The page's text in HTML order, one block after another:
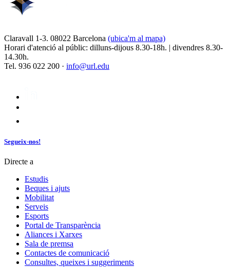
Claravall 1-3. 08022 Barcelona (ubica'm al mapa)
Horari d'atenció al públic: dilluns-dijous 8.30-18h. | divendres 8.30-
14.30h.
Tel. 936 022 200 · info@url.edu
Segueix-nos!
Directe a
Estudis
Beques i ajuts
Mobilitat
Serveis
Esports
Portal de Transparència
Aliances i Xarxes
Sala de premsa
Contactes de comunicació
Consultes, queixes i suggeriments